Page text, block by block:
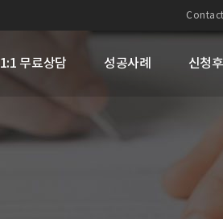
1:1 무료상담 성공사례 신청후